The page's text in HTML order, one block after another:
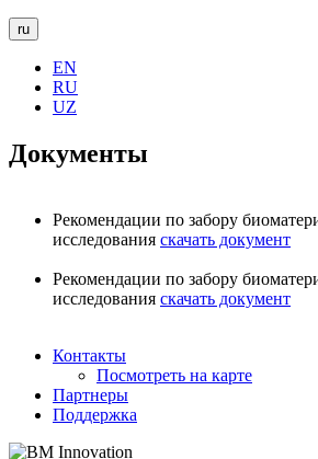
ru
EN
RU
UZ
Документы
Рекомендации по забору
исследования скачать документ
Рекомендации по забору
исследования скачать документ
Контакты
Посмотреть на карте
Партнеры
Поддержка